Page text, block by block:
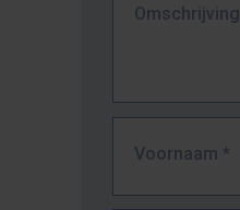
Omschrijving
Voornaam *